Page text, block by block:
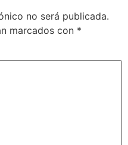
no será publicada.
marcados con *